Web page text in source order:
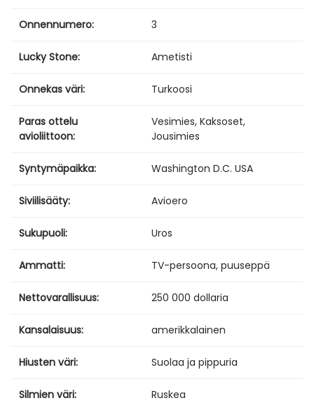
Onnennumero: 3
Lucky Stone: Ametisti
Onnekas väri: Turkoosi
Paras ottelu
avioliittoon:
Vesimies, Kaksoset,
Jousimies
Syntymäpaikka: Washington D.C. USA
Siviilisääty: Avioero
Sukupuoli: Uros
Ammatti: TV-persoona, puuseppä
Nettovarallisuus: 250 000 dollaria
Kansalaisuus: amerikkalainen
Hiusten väri: Suolaa ja pippuria
Silmien väri: Ruskea